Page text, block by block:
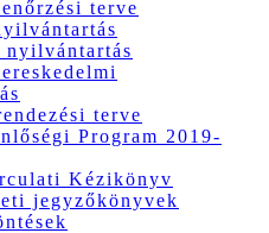
terve
nyilvántartás
terve
Program 2019-
Kézikönyv
jegyzőkönyvek